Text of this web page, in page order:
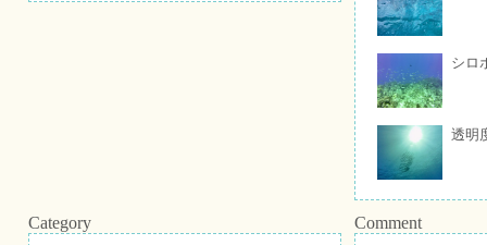
シロ
透明
Category Comment